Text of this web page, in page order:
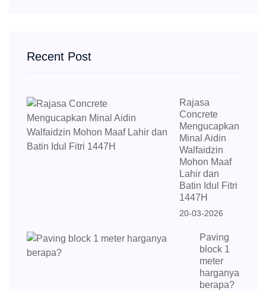
Recent Post
Rajasa
Concrete
Mengucapkan
Minal Aidin
Walfaidzin
Mohon Maaf
Lahir dan
Batin Idul Fitri
1447H
20-03-2026
Paving
block 1
meter
harganya
berapa?